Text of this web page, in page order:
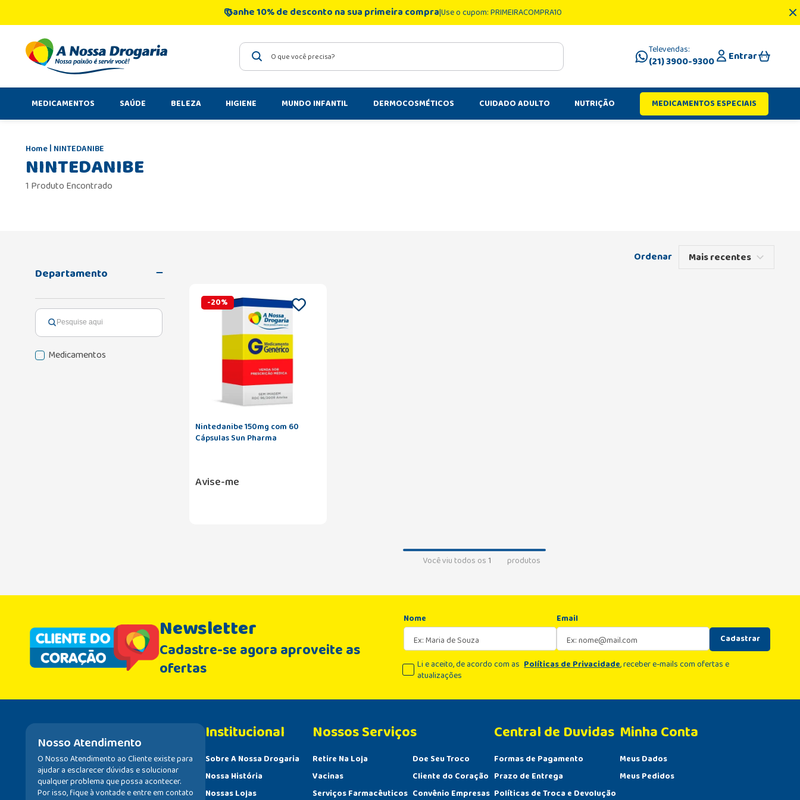
Ganhe 10% de desconto na sua primeira compraUse o cupom: PRIMEIRACOMPRA10
O que você precisa? Televendas:
(21) 3900-9300 Entrar
MEDICAMENTOS SAÚDE BELEZA HIGIENE MUNDO INFANTIL DERMOCOSMÉTICOS CUIDADO ADULTO NUTRIÇÃO MEDICAMENTOS ESPECIAIS
NINTEDANIBE
NINTEDANIBE
1 Produto Encontrado
Departamento
Medicamentos
Mais recentes
-20%
Nintedanibe 150mg com 60
Cápsulas Sun Pharma
Avise-me
Você viu todos os1 produtos
Newsletter
Cadastre-se agora aproveite as
ofertas
Nome
Email
Cadastrar
Li e aceito, de acordo com as Políticas de Privacidade, receber e-mails com ofertas e
atualizações
Nosso Atendimento
O Nosso Atendimento ao Cliente existe para
ajudar a esclarecer dúvidas e solucionar
qualquer problema que possa acontecer.
Por isso, fique à vontade e entre em contato
Institucional
Sobre A Nossa Drogaria
Nossa História
Nossas Lojas
Retire Na Loja
Vacinas
Serviços Farmacêuticos
Doe Seu Troco
Cliente do Coração
Convênio Empresas
Central de Duvidas
Formas de Pagamento
Prazo de Entrega
Políticas de Troca e Devolução
Minha Conta
Meus Dados
Meus Pedidos